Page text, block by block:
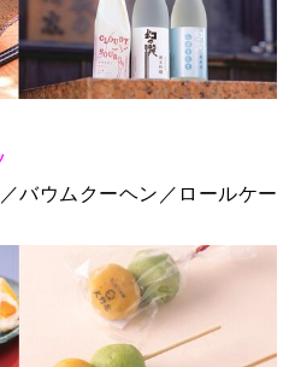
バウムクーヘン／ロールケー